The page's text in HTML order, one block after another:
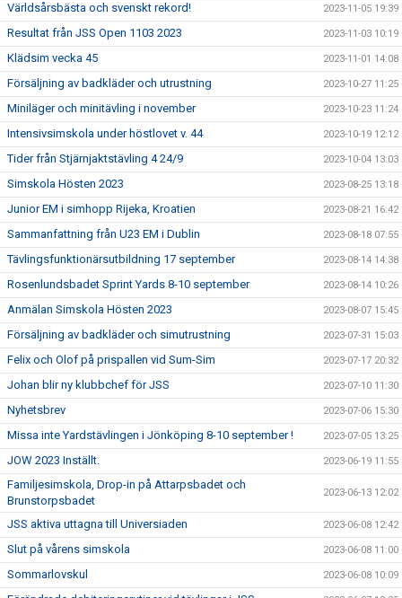
Världsårsbästa och svenskt rekord! 2023-11-05 19:39
Resultat från JSS Open 1103 2023 2023-11-03 10:19
Klädsim vecka 45 2023-11-01 14:08
Försäljning av badkläder och utrustning 2023-10-27 11:25
Miniläger och minitävling i november 2023-10-23 11:24
Intensivsimskola under höstlovet v. 44 2023-10-19 12:12
Tider från Stjärnjaktstävling 4 24/9 2023-10-04 13:03
Simskola Hösten 2023 2023-08-25 13:18
Junior EM i simhopp Rijeka, Kroatien 2023-08-21 16:42
Sammanfattning från U23 EM i Dublin 2023-08-18 07:55
Tävlingsfunktionärsutbildning 17 september 2023-08-14 14:38
Rosenlundsbadet Sprint Yards 8-10 september 2023-08-14 10:26
Anmälan Simskola Hösten 2023 2023-08-07 15:45
Försäljning av badkläder och simutrustning 2023-07-31 15:03
Felix och Olof på prispallen vid Sum-Sim 2023-07-17 20:32
Johan blir ny klubbchef för JSS 2023-07-10 11:30
Nyhetsbrev 2023-07-06 15:30
Missa inte Yardstävlingen i Jönköping 8-10 september ! 2023-07-05 13:25
JOW 2023 Inställt. 2023-06-19 11:55
Familjesimskola, Drop-in på Attarpsbadet och
Brunstorpsbadet
2023-06-13 12:02
JSS aktiva uttagna till Universiaden 2023-06-08 12:42
Slut på vårens simskola 2023-06-08 11:00
Sommarlovskul 2023-06-08 10:09